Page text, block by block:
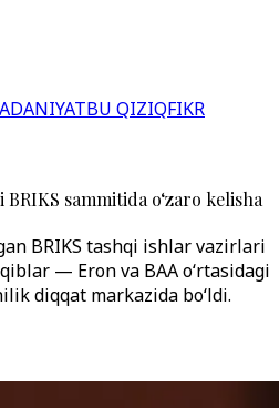
BU QIZIQFIKR
sammitida o‘zaro kelisha
BRIKS tashqi ishlar vazirlari
— Eron va BAA o‘rtasidagi
diqqat markazida bo‘ldi.